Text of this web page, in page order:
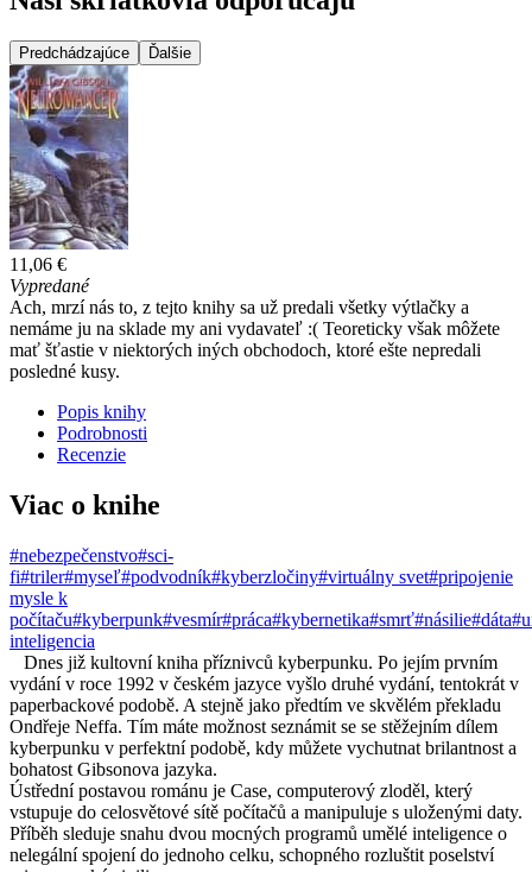
Predchádzajúce Ďalšie
11,06 €
Vypredané
Ach, mrzí nás to, z tejto knihy sa už predali všetky výtlačky a
nemáme ju na sklade my ani vydavateľ :( Teoreticky však môžete
mať šťastie v niektorých iných obchodoch, ktoré ešte nepredali
posledné kusy.
Popis knihy
Podrobnosti
Recenzie
Viac o knihe
#nebezpečenstvo#sci-
fi#triler#myseľ#podvodník#kyberzločiny#virtuálny svet#pripojenie
mysle k
počítaču#kyberpunk#vesmír#práca#kybernetika#smrť#násilie#dáta
inteligencia
Dnes již kultovní kniha příznivců kyberpunku. Po jejím prvním
vydání v roce 1992 v českém jazyce vyšlo druhé vydání, tentokrát v
paperbackové podobě. A stejně jako předtím ve skvělém překladu
Ondřeje Neffa. Tím máte možnost seznámit se se stěžejním dílem
kyberpunku v perfektní podobě, kdy můžete vychutnat brilantnost a
bohatost Gibsonova jazyka.
Ústřední postavou románu je Case, computerový zloděl, který
vstupuje do celosvětové sítě počítačů a manipuluje s uloženými daty.
Příběh sleduje snahu dvou mocných programů umělé inteligence o
nelegální spojení do jednoho celku, schopného rozluštit poselství